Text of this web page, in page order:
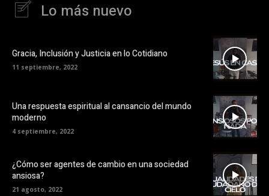
Lo más nuevo
Gracia, Inclusión y Justicia en lo Cotidiano
11 septiembre, 2022
Una respuesta espiritual al cansancio del mundo
moderno
4 septiembre, 2022
¿Cómo ser agentes de cambio en una sociedad
ansiosa?
21 agosto, 2022